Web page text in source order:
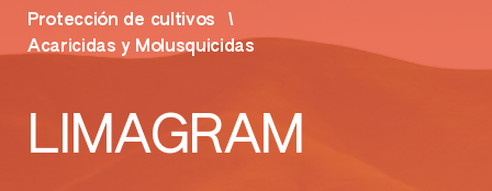
Protección de cultivos
Acaricidas y Molusquicidas
LIMAGRAM